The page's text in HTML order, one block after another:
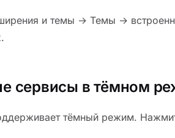
и темы → Темы →
сервисы в тёмном
тёмный режим.